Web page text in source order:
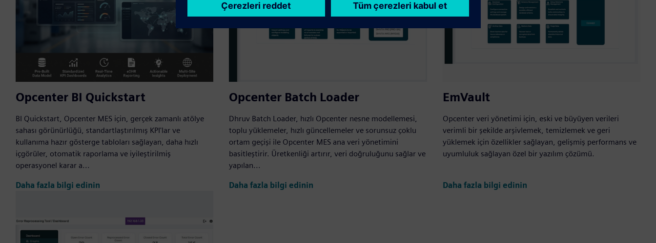
Opcenter BI Quickstart
BI Quickstart, Opcenter MES için, gerçek zamanlı atölye
sahası görünürlüğü, standartlaştırılmış KPI'lar ve
kullanıma hazır gösterge tabloları sağlayan, daha hızlı
içgörüler, otomatik raporlama ve iyileştirilmiş
operasyonel karar a...
Daha fazla bilgi edinin
Opcenter Batch Loader
Dhruv Batch Loader, hızlı Opcenter nesne modellemesi,
toplu yüklemeler, hızlı güncellemeler ve sorunsuz çoklu
ortam geçişi ile Opcenter MES ana veri yönetimini
basitleştirir. Üretkenliği artırır, veri doğruluğunu sağlar ve
yapılan...
Daha fazla bilgi edinin
EmVault
Opcenter veri yönetimi için, eski ve büyüyen verileri
verimli bir şekilde arşivlemek, temizlemek ve geri
yüklemek için özellikler sağlayan, gelişmiş performans ve
uyumluluk sağlayan özel bir yazılım çözümü.
Daha fazla bilgi edinin